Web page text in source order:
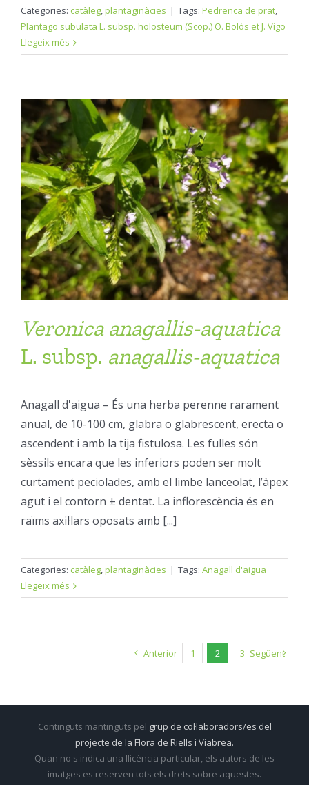
Categories: catàleg,plantaginàcies | Tags: Pedrenca de prat,
Plantago subulata L. subsp. holosteum (Scop.) O. Bolòs et J. Vigo
Llegeix més
Veronica anagallis-aquatica
L. subsp. anagallis-aquatica
Anagall d'aigua – És una herba perenne rarament
anual, de 10-100 cm, glabra o glabrescent, erecta o
ascendent i amb la tija fistulosa. Les fulles són
sèssils encara que les inferiors poden ser molt
curtament peciolades, amb el limbe lanceolat, l’àpex
agut i el contorn ± dentat. La inflorescència és en
raïms axil·lars oposats amb [...]
Categories: catàleg,plantaginàcies | Tags: Anagall d'aigua
Llegeix més
Anterior 1 2 3 Següent
Continguts mantinguts pel grup de col·laboradors/es del
projecte de la Flora de Riells i Viabrea.
Quan no s'indica una llicència particular, els autors de les
imatges es reserven tots els drets sobre aquestes.